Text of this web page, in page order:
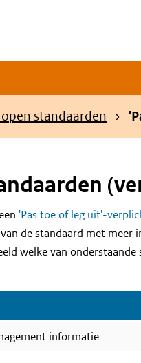
standaarden
'Pas toe of leg uit'-
de standaard met meer
welke van
informatie